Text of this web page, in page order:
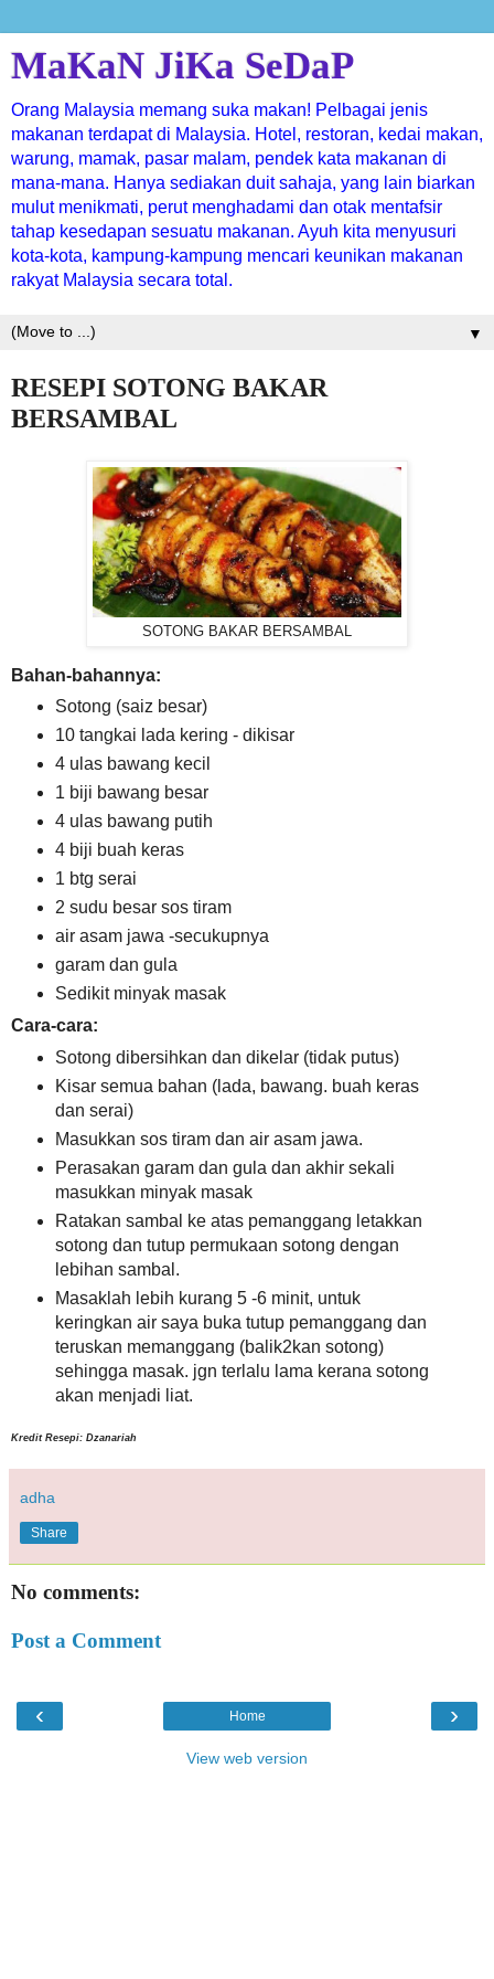
MaKaN JiKa SeDaP
Orang Malaysia memang suka makan! Pelbagai jenis
makanan terdapat di Malaysia. Hotel, restoran, kedai makan,
warung, mamak, pasar malam, pendek kata makanan di
mana-mana. Hanya sediakan duit sahaja, yang lain biarkan
mulut menikmati, perut menghadami dan otak mentafsir
tahap kesedapan sesuatu makanan. Ayuh kita menyusuri
kota-kota, kampung-kampung mencari keunikan makanan
rakyat Malaysia secara total.
▼
RESEPI SOTONG BAKAR
BERSAMBAL
SOTONG BAKAR BERSAMBAL
Bahan-bahannya:
Sotong (saiz besar)
10 tangkai lada kering - dikisar
4 ulas bawang kecil
1 biji bawang besar
4 ulas bawang putih
4 biji buah keras
1 btg serai
2 sudu besar sos tiram
air asam jawa -secukupnya
garam dan gula
Sedikit minyak masak
Cara-cara:
Sotong dibersihkan dan dikelar (tidak putus)
Kisar semua bahan (lada, bawang. buah keras
dan serai)
Masukkan sos tiram dan air asam jawa.
Perasakan garam dan gula dan akhir sekali
masukkan minyak masak
Ratakan sambal ke atas pemanggang letakkan
sotong dan tutup permukaan sotong dengan
lebihan sambal.
Masaklah lebih kurang 5 -6 minit, untuk
keringkan air saya buka tutup pemanggang dan
teruskan memanggang (balik2kan sotong)
sehingga masak. jgn terlalu lama kerana sotong
akan menjadi liat.
Kredit Resepi: Dzanariah
adha
Share
No comments:
Post a Comment
‹ ›
Home
View web version